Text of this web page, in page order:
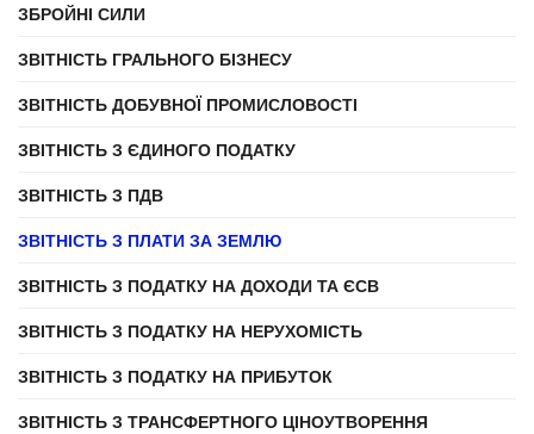
ЗБРОЙНІ СИЛИ
ЗВІТНІСТЬ ГРАЛЬНОГО БІЗНЕСУ
ЗВІТНІСТЬ ДОБУВНОЇ ПРОМИСЛОВОСТІ
ЗВІТНІСТЬ З ЄДИНОГО ПОДАТКУ
ЗВІТНІСТЬ З ПДВ
ЗВІТНІСТЬ З ПЛАТИ ЗА ЗЕМЛЮ
ЗВІТНІСТЬ З ПОДАТКУ НА ДОХОДИ ТА ЄСВ
ЗВІТНІСТЬ З ПОДАТКУ НА НЕРУХОМІСТЬ
ЗВІТНІСТЬ З ПОДАТКУ НА ПРИБУТОК
ЗВІТНІСТЬ З ТРАНСФЕРТНОГО ЦІНОУТВОРЕННЯ